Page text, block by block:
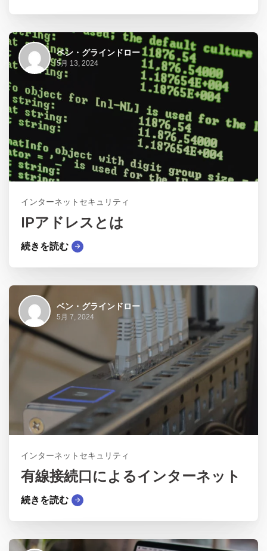
ベン・グラインドロー
5月 13, 2024
インターネットセキュリティ
IPアドレスとは
続きを読む
ベン・グラインドロー
5月 7, 2024
インターネットセキュリティ
有線接続口によるインターネット
続きを読む